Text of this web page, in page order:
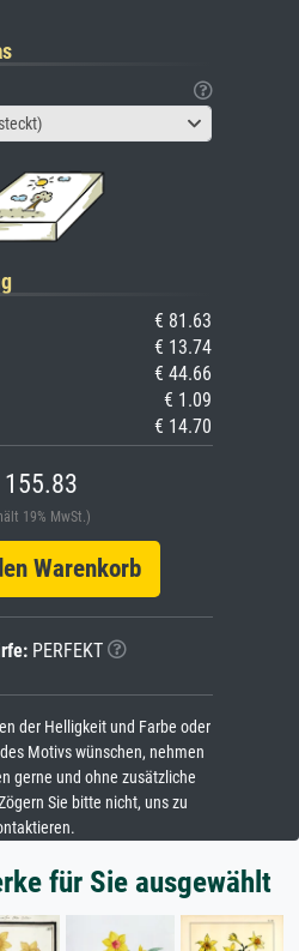
€ 81.63
€ 13.74
€ 44.66
€ 1.09
€ 14.70
155.83
19% MwSt.)
Warenkorb
PERFEKT
der Helligkeit und Farbe oder
Motivs wünschen, nehmen
gerne und ohne zusätzliche
Sie bitte nicht, uns zu
für Sie ausgewählt